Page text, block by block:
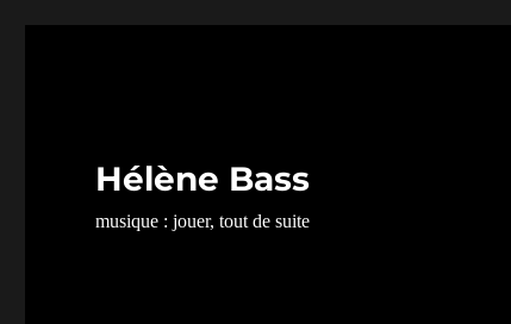
Hélène Bass
musique : jouer, tout de suite